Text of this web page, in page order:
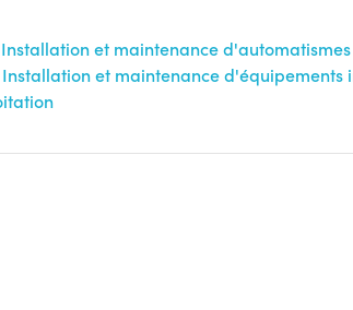
Installation et maintenance d'automatismes
Installation et maintenance d'équipements